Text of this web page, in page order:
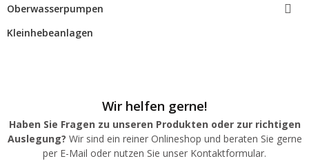
Oberwasserpumpen

Kleinhebeanlagen
Wir helfen gerne!
Haben Sie Fragen zu unseren Produkten oder zur richtigen
Auslegung? Wir sind ein reiner Onlineshop und beraten Sie gerne
per E-Mail oder nutzen Sie unser Kontaktformular.